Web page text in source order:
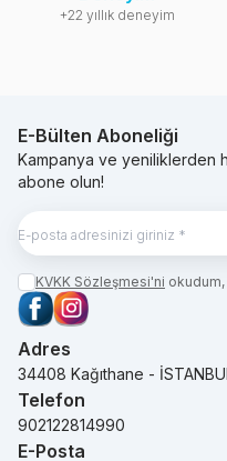
+22 yıllık deneyim
E-Bülten Aboneliği
Kampanya ve yeniliklerden
abone olun!
KVKK Sözleşmesi'ni
Facebook
Instagram
Adres
34408 Kağıthane -
Telefon
902122814990
E-Posta